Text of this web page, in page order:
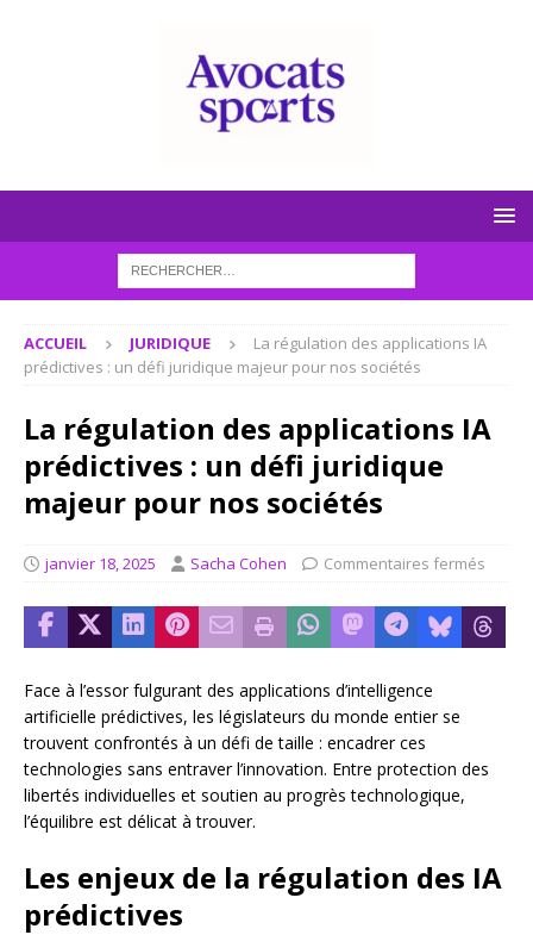
ACCUEIL JURIDIQUE
La régulation des applications IA
prédictives : un défi juridique majeur pour nos sociétés
La régulation des applications IA
prédictives : un défi juridique
majeur pour nos sociétés
janvier 18, 2025 Sacha Cohen Commentaires fermés
Face à l’essor fulgurant des applications d’intelligence
artificielle prédictives, les législateurs du monde entier se
trouvent confrontés à un défi de taille : encadrer ces
technologies sans entraver l’innovation. Entre protection des
libertés individuelles et soutien au progrès technologique,
l’équilibre est délicat à trouver.
Les enjeux de la régulation des IA
prédictives